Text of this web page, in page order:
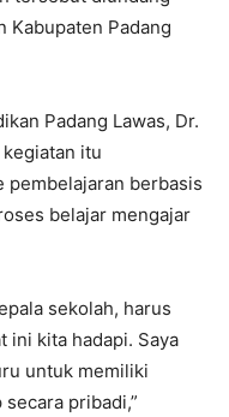
Kabupaten Padang
Padang Lawas, Dr.
itu
pembelajaran berbasis
belajar mengajar
sekolah, harus
ini kita hadapi. Saya
untuk memiliki
pribadi,”